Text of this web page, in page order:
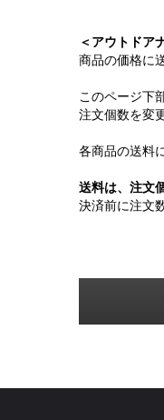
＜アウトドア
商品の価格に
このページ下
注文個数を変
各商品の送料
送料は、注文
決済前に注文